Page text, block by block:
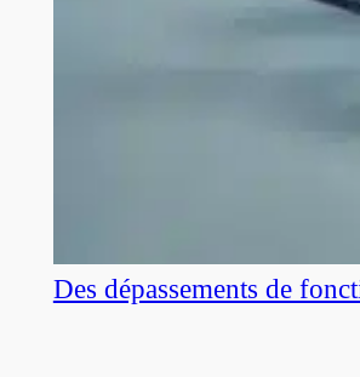
Des dépassements de